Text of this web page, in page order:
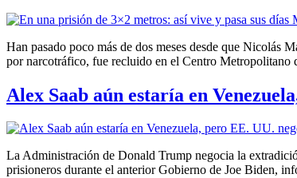
Han pasado poco más de dos meses desde que Nicolás
por narcotráfico, fue recluido en el Centro
Alex Saab aún estaría en
La Administración de Donald Trump negocia la
prisioneros durante el anterior Gobierno de Joe Biden,